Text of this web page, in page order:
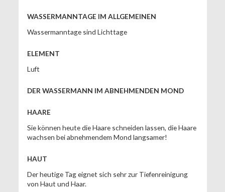
WASSERMANNTAGE IM ALLGEMEINEN
Wassermanntage sind Lichttage
ELEMENT
Luft
DER WASSERMANN IM ABNEHMENDEN MOND
HAARE
Sie können heute die Haare schneiden lassen, die Haare
wachsen bei abnehmendem Mond langsamer!
HAUT
Der heutige Tag eignet sich sehr zur Tiefenreinigung
von Haut und Haar.